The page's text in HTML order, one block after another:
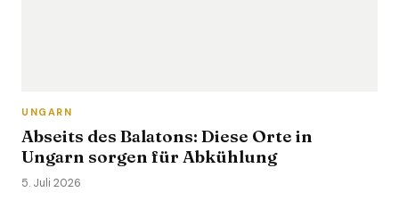
UNGARN
Abseits des Balatons: Diese Orte in
Ungarn sorgen für Abkühlung
5. Juli 2026